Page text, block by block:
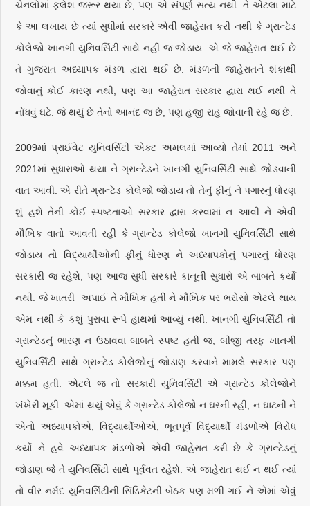
ચેનલોમાં ફ્લેશ જરૂર થયા છે, પણ એ સંપૂર્ણ સત્ય નથી. તે એટલા માટે
કે આ લખાય છે ત્યાં સુધીમાં સરકારે એવી જાહેરાત કરી નથી કે ગ્રાન્ટેડ
કોલેજો ખાનગી યુનિવર્સિટી સાથે નહીં જ જોડાય. એ જે જાહેરાત થઈ છે
તે ગુજરાત અધ્યાપક મંડળ દ્વારા થઈ છે. મંડળની જાહેરાતને શંકાથી
જોવાનું કોઈ કારણ નથી, પણ આ જાહેરાત સરકાર દ્વારા થઈ નથી તે
નોંધવું ઘટે. જે થયું છે તેનો આનંદ જ છે, પણ હજી રાહ જોવાની રહે જ છે.
2009માં પ્રાઈવેટ યુનિવર્સિટી એક્ટ અમલમાં આવ્યો તેમાં 2011 અને
2021માં સુધારાઓ થયા ને ગ્રાન્ટેડને ખાનગી યુનિવર્સિટી સાથે જોડવાની
વાત આવી. એ રીતે ગ્રાન્ટેડ કોલેજો જોડાય તો તેનું ફીનું ને પગારનું ધોરણ
શું હશે તેની કોઈ સ્પષ્ટતાઓ સરકાર દ્વારા કરવામાં ન આવી ને એવી
મૌખિક વાતો આવતી રહી કે ગ્રાન્ટેડ કોલેજો ખાનગી યુનિવર્સિટી સાથે
જોડાય તો વિદ્યાર્થીઓની ફીનું ધોરણ ને અધ્યાપકોનું પગારનું ધોરણ
સરકારી જ રહેશે, પણ આજ સુધી સરકારે કાનૂની સુધારો એ બાબતે કર્યો
નથી. જે ખાતરી અપાઈ તે મૌખિક હતી ને મૌખિક પર ભરોસો એટલે થાય
એમ નથી કે કશું પુરાવા રૂપે હાથમાં આવ્યું નથી. ખાનગી યુનિવર્સિટી તો
ગ્રાન્ટેડનું ભારણ ન ઉઠાવવા બાબતે સ્પષ્ટ હતી જ, બીજી તરફ ખાનગી
યુનિવર્સિટી સાથે ગ્રાન્ટેડ કોલેજોનું જોડાણ કરવાને મામલે સરકાર પણ
મક્કમ હતી. એટલે જ તો સરકારી યુનિવર્સિટી એ ગ્રાન્ટેડ કોલેજોને
ખંખેરી મૂકી. એમાં થયું એવું કે ગ્રાન્ટેડ કોલેજો ન ઘરની રહી, ન ઘાટની ને
એનો અધ્યાપકોએ, વિદ્યાર્થીઓએ, ભૂતપૂર્વ વિદ્યાર્થી મંડળોએ વિરોધ
કર્યો ને હવે અધ્યાપક મંડળોએ એવી જાહેરાત કરી છે કે ગ્રાન્ટેડનું
જોડાણ જે તે યુનિવર્સિટી સાથે પૂર્વવત રહેશે. એ જાહેરાત થઈ ન થઈ ત્યાં
તો વીર નર્મદ યુનિવર્સિટીની સિંડિકેટની બેઠક પણ મળી ગઈ ને એમાં એવું